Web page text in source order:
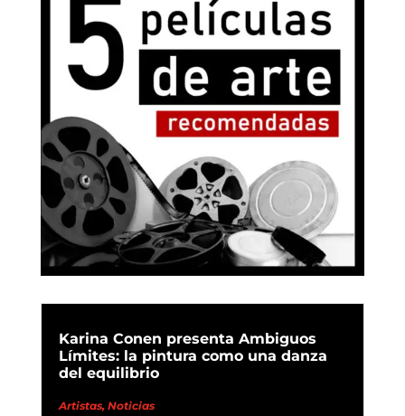
Karina Conen presenta Ambiguos
Límites: la pintura como una danza
del equilibrio
Artistas, Noticias